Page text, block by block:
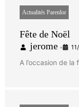
Actualités Parenlor
Fête de Noël
jerome •
A l’occasion de